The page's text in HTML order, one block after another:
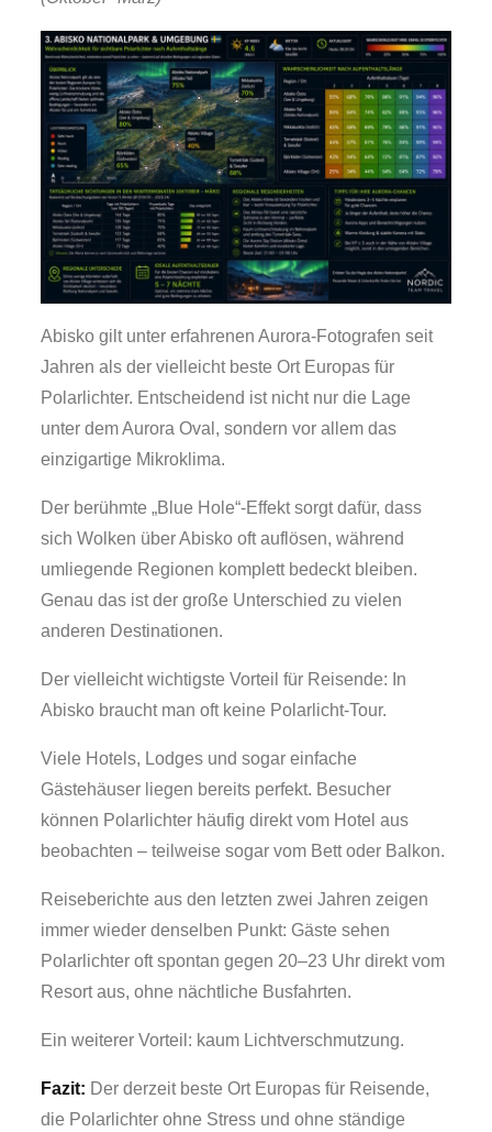
Abisko gilt unter erfahrenen Aurora-Fotografen seit
Jahren als der vielleicht beste Ort Europas für
Polarlichter. Entscheidend ist nicht nur die Lage
unter dem Aurora Oval, sondern vor allem das
einzigartige Mikroklima.
Der berühmte „Blue Hole“-Effekt sorgt dafür, dass
sich Wolken über Abisko oft auflösen, während
umliegende Regionen komplett bedeckt bleiben.
Genau das ist der große Unterschied zu vielen
anderen Destinationen.
Der vielleicht wichtigste Vorteil für Reisende: In
Abisko braucht man oft keine Polarlicht-Tour.
Viele Hotels, Lodges und sogar einfache
Gästehäuser liegen bereits perfekt. Besucher
können Polarlichter häufig direkt vom Hotel aus
beobachten – teilweise sogar vom Bett oder Balkon.
Reiseberichte aus den letzten zwei Jahren zeigen
immer wieder denselben Punkt: Gäste sehen
Polarlichter oft spontan gegen 20–23 Uhr direkt vom
Resort aus, ohne nächtliche Busfahrten.
Ein weiterer Vorteil: kaum Lichtverschmutzung.
Fazit: Der derzeit beste Ort Europas für Reisende,
die Polarlichter ohne Stress und ohne ständige